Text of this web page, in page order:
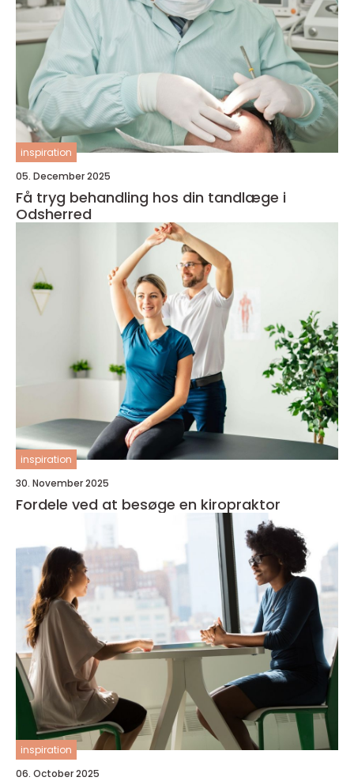
inspiration
05. December 2025
Få tryg behandling hos din tandlæge i
Odsherred
inspiration
30. November 2025
Fordele ved at besøge en kiropraktor
inspiration
06. October 2025